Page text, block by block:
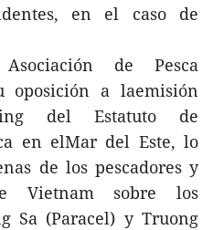
en el caso de
de Pesca
oposición a laemisión
del Estatuto de
en elMar del Este, lo
de los pescadores y
Vietnam sobre los
Sa (Paracel) y Truong